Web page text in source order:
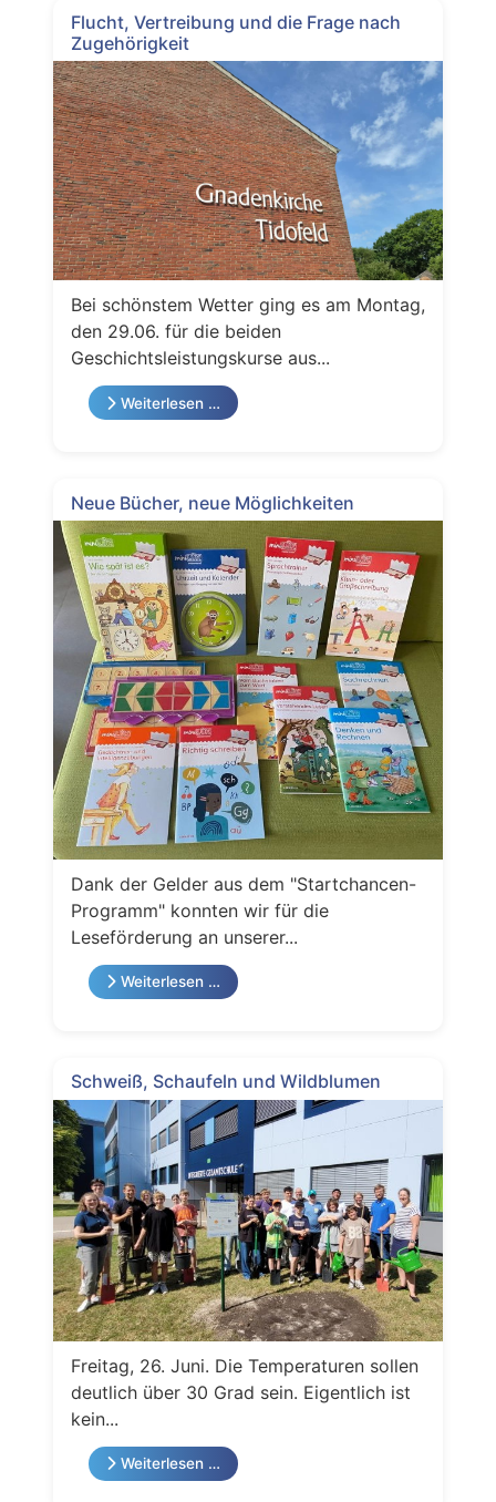
Flucht, Vertreibung und die Frage nach
Zugehörigkeit
Bei schönstem Wetter ging es am Montag,
den 29.06. für die beiden
Geschichtsleistungskurse aus...
Weiterlesen …
Neue Bücher, neue Möglichkeiten
Dank der Gelder aus dem "Startchancen-
Programm" konnten wir für die
Leseförderung an unserer...
Weiterlesen …
Schweiß, Schaufeln und Wildblumen
Freitag, 26. Juni. Die Temperaturen sollen
deutlich über 30 Grad sein. Eigentlich ist
kein...
Weiterlesen …